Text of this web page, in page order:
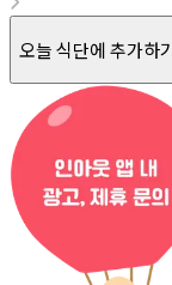
오늘 식단에 추가하